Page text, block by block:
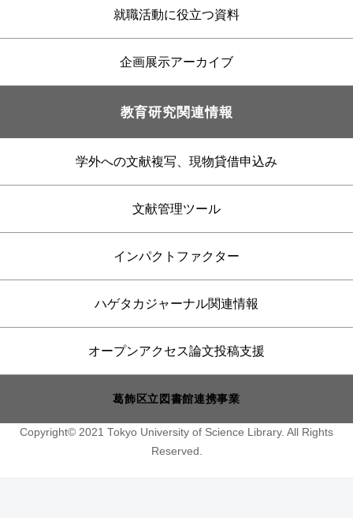
就職活動に役立つ資料
企画展示アーカイブ
教育研究関連情報
学外への文献複写、現物貸借申込み
文献管理ツール
インパクトファクター
ハゲタカジャーナル関連情報
オープンアクセス論文投稿支援
葛飾区立図書館連携事業
Copyright© 2021 Tokyo University of Science Library. All Rights
Reserved.